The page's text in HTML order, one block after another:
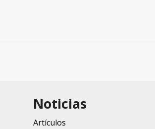
Noticias
Artículos